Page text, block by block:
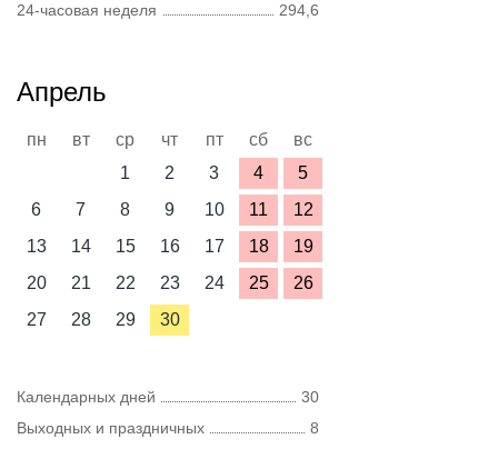
24-часовая неделя
294,6
Апрель
пн вт ср чт пт сб
вс
1
2 3 4
5
6
7 8 9 10 11
12
13
14 15 16 17 18
19
20
21 22 23 24 25
26
27
28 29 30
Календарных дней
30
Выходных и праздничных
8